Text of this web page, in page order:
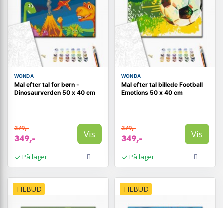
WONDA
Mal efter tal for børn -
Dinosaurverden 50 x 40 cm
379,-
349,- Vis
På lager
WONDA
Mal efter tal billede Football
Emotions 50 x 40 cm
379,-
349,- Vis
På lager
TILBUD TILBUD